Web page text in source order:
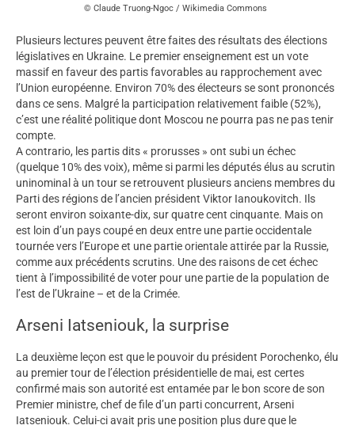
Claude Truong-Ngoc / Wikimedia Commons
Plusieurs lectures peuvent être faites des résultats des élections
législatives en Ukraine. Le premier enseignement est un vote
massif en faveur des partis favorables au rapprochement avec
l’Union européenne. Environ 70% des électeurs se sont prononcés
dans ce sens. Malgré la participation relativement faible (52%),
c’est une réalité politique dont Moscou ne pourra pas ne pas tenir
compte.
A contrario, les partis dits « prorusses » ont subi un échec
(quelque 10% des voix), même si parmi les députés élus au scrutin
uninominal à un tour se retrouvent plusieurs anciens membres du
Parti des régions de l’ancien président Viktor Ianoukovitch. Ils
seront environ soixante-dix, sur quatre cent cinquante. Mais on
est loin d’un pays coupé en deux entre une partie occidentale
tournée vers l’Europe et une partie orientale attirée par la Russie,
comme aux précédents scrutins. Une des raisons de cet échec
tient à l’impossibilité de voter pour une partie de la population de
l’est de l’Ukraine – et de la Crimée.
Arseni Iatseniouk, la surprise
La deuxième leçon est que le pouvoir du président Porochenko, élu
au premier tour de l’élection présidentielle de mai, est certes
confirmé mais son autorité est entamée par le bon score de son
Premier ministre, chef de file d’un parti concurrent, Arseni
Iatseniouk. Celui-ci avait pris une position plus dure que le